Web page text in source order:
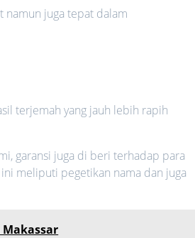
namun juga tepat dalam
terjemah yang jauh lebih rapih
garansi juga di beri terhadap para
meliputi pegetikan nama dan juga